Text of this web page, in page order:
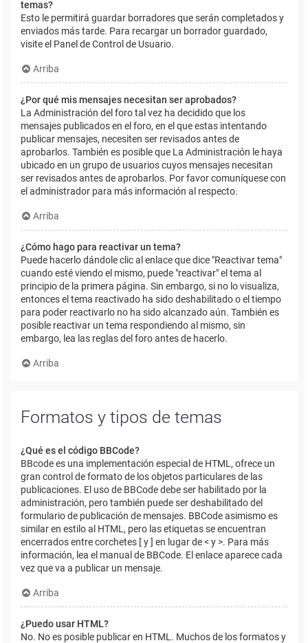
temas?
Esto le permitirá guardar borradores que serán completados y
enviados más tarde. Para recargar un borrador guardado,
visite el Panel de Control de Usuario.
Arriba
¿Por qué mis mensajes necesitan ser aprobados?
La Administración del foro tal vez ha decidido que los
mensajes publicados en el foro, en el que estas intentando
publicar mensajes, necesiten ser revisados antes de
aprobarlos. También es posible que La Administración le haya
ubicado en un grupo de usuarios cuyos mensajes necesitan
ser revisados antes de aprobarlos. Por favor comuníquese con
el administrador para más información al respecto.
Arriba
¿Cómo hago para reactivar un tema?
Puede hacerlo dándole clic al enlace que dice "Reactivar tema"
cuando esté viendo el mismo, puede "reactivar" el tema al
principio de la primera página. Sin embargo, si no lo visualiza,
entonces el tema reactivado ha sido deshabilitado o el tiempo
para poder reactivarlo no ha sido alcanzado aún. También es
posible reactivar un tema respondiendo al mismo, sin
embargo, lea las reglas del foro antes de hacerlo.
Arriba
Formatos y tipos de temas
¿Qué es el código BBCode?
BBcode es una implementación especial de HTML, ofrece un
gran control de formato de los objetos particulares de las
publicaciones. El uso de BBCode debe ser habilitado por la
administración, pero también puede ser deshabilitado del
formulario de publicación de mensajes. BBCode asimismo es
similar en estilo al HTML, pero las etiquetas se encuentran
encerrados entre corchetes [ y ] en lugar de < y >. Para más
información, lea el manual de BBCode. El enlace aparece cada
vez que va a publicar un mensaje.
Arriba
¿Puedo usar HTML?
No. No es posible publicar en HTML. Muchos de los formatos y